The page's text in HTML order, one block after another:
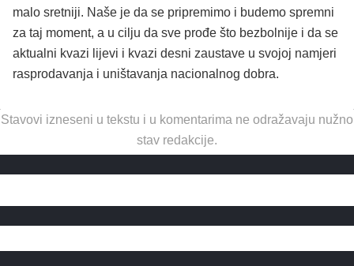
malo sretniji. Naše je da se pripremimo i budemo spremni
za taj moment, a u cilju da sve prođe što bezbolnije i da se
aktualni kvazi lijevi i kvazi desni zaustave u svojoj namjeri
rasprodavanja i uništavanja nacionalnog dobra.
Stavovi izneseni u tekstu i u komentarima ne odražavaju nužno
stav redakcije.